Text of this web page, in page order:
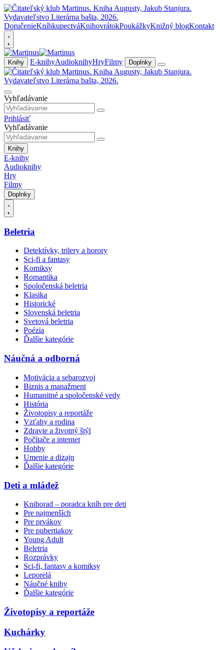
DoručenieKníhkupectváKnihovrátokPoukážkyKnižný blogKontakt
Knihy E-knihyAudioknihyHryFilmy Doplnky
Vyhľadávanie
Prihlásiť
Vyhľadávanie
Knihy
E-knihy
Audioknihy
Hry
Filmy
Doplnky
Beletria
Detektívky, trilery a horory
Sci-fi a fantasy
Komiksy
Romantika
Spoločenská beletria
Klasika
Historické
Slovenská beletria
Svetová beletria
Poézia
Ďalšie kategórie
Náučná a odborná
Motivácia a sebarozvoj
Biznis a manažment
Humanitné a spoločenské vedy
História
Životopisy a reportáže
Vzťahy a rodina
Zdravie a životný štýl
Počítače a internet
Hobby
Umenie a dizajn
Ďalšie kategórie
Deti a mládež
Knihorad – poradca kníh pre deti
Pre najmenších
Pre prvákov
Pre pubertiakov
Young Adult
Beletria
Rozprávky
Sci-fi, fantasy a komiksy
Leporelá
Náučné knihy
Ďalšie kategórie
Životopisy a reportáže
Kuchárky